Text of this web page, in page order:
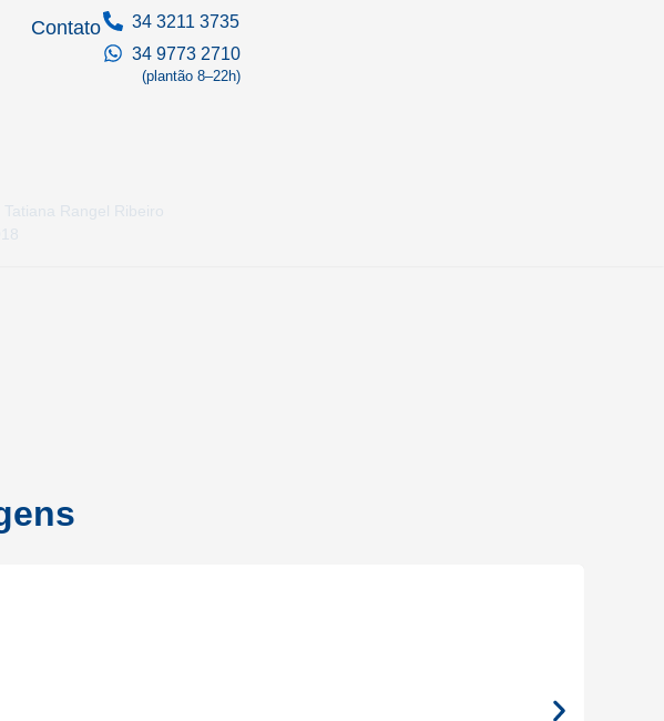
Contato
34 3211 3735
34 9773 2710
(plantão 8–22h)
Tatiana Rangel Ribeiro